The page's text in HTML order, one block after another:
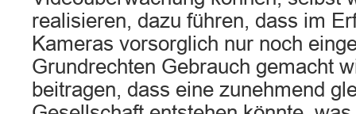
realisieren, dazu führen, dass im
Kameras vorsorglich nur noch
Grundrechten Gebrauch gemacht
beitragen, dass eine zunehmend